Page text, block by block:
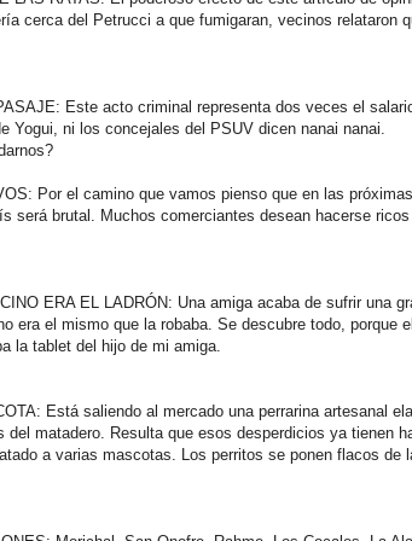
cerca del Petrucci a que fumigaran, vecinos relataron
Este acto criminal representa dos veces el
Yogui, ni los concejales del PSUV dicen nanai nanai.
Por el camino que vamos pienso que en las
será brutal. Muchos comerciantes desean hacerse
ERA EL LADRÓN: Una amiga acaba de sufrir una
era el mismo que la robaba. Se descubre todo, porque
la tablet del hijo de mi amiga.
Está saliendo al mercado una perrarina artesanal
del matadero. Resulta que esos desperdicios ya tienen
a varias mascotas. Los perritos se ponen flacos de